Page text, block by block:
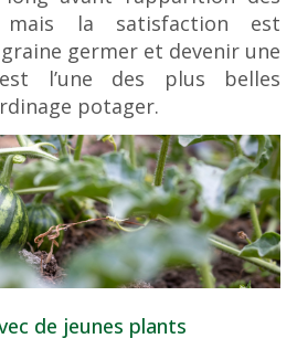
la satisfaction est
germer et devenir une
l’une des plus belles
potager.
de jeunes plants